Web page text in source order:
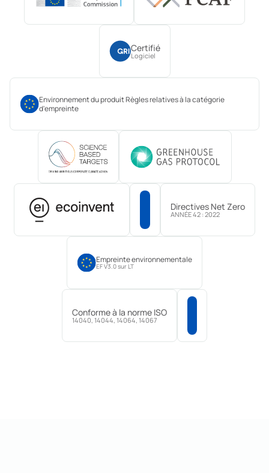
Certifié
Logiciel
Environnement du produit Règles relatives à la catégorie
d'empreinte
Directives Net Zero
ANNÉE 42 : 2022
Empreinte environnementale
EF V3.0 sur LT
Conforme à la norme ISO
14040, 14044, 14064, 14067